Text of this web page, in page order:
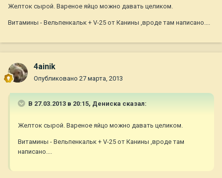
Желток сырой. Вареное яйцо можно давать целиком.
Витамины - Вельпенкальк + V-25 от Канины ,вроде там написано....
4ainik
Опубликовано 27 марта, 2013
В 27.03.2013 в 20:15, Дениска сказал:
Желток сырой. Вареное яйцо можно давать целиком.
Витамины - Вельпенкальк + V-25 от Канины ,вроде там
написано....